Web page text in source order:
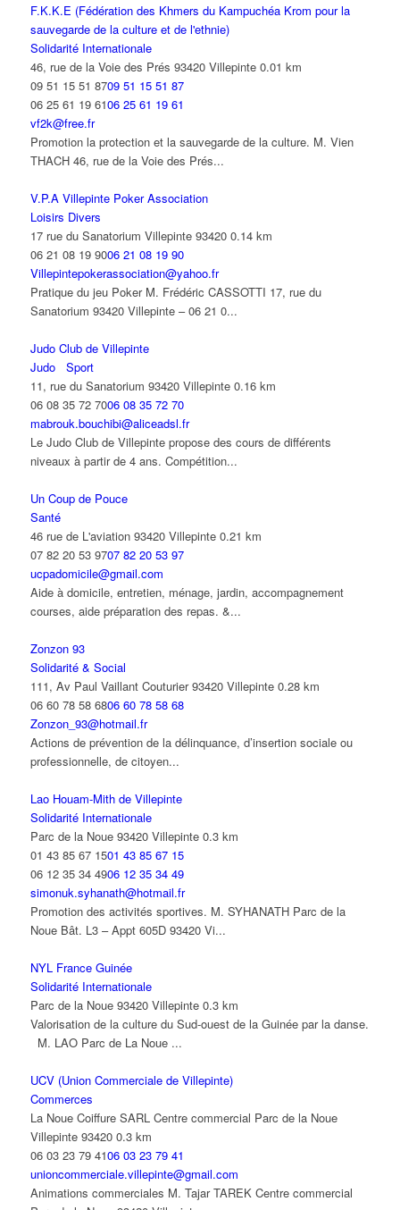
F.K.K.E (Fédération des Khmers du Kampuchéa Krom pour la
sauvegarde de la culture et de l'ethnie)
Solidarité Internationale
46, rue de la Voie des Prés 93420 Villepinte 0.01 km
09 51 15 51 8709 51 15 51 87
06 25 61 19 6106 25 61 19 61
vf2k@free.fr
Promotion la protection et la sauvegarde de la culture. M. Vien
THACH 46, rue de la Voie des Prés...
V.P.A Villepinte Poker Association
Loisirs Divers
17 rue du Sanatorium Villepinte 93420 0.14 km
06 21 08 19 9006 21 08 19 90
Villepintepokerassociation@yahoo.fr
Pratique du jeu Poker M. Frédéric CASSOTTI 17, rue du
Sanatorium 93420 Villepinte – 06 21 0...
Judo Club de Villepinte
Judo
Sport
11, rue du Sanatorium 93420 Villepinte 0.16 km
06 08 35 72 7006 08 35 72 70
mabrouk.bouchibi@aliceadsl.fr
Le Judo Club de Villepinte propose des cours de différents
niveaux à partir de 4 ans. Compétition...
Un Coup de Pouce
Santé
46 rue de L'aviation 93420 Villepinte 0.21 km
07 82 20 53 9707 82 20 53 97
ucpadomicile@gmail.com
Aide à domicile, entretien, ménage, jardin, accompagnement
courses, aide préparation des repas. &...
Zonzon 93
Solidarité & Social
111, Av Paul Vaillant Couturier 93420 Villepinte 0.28 km
06 60 78 58 6806 60 78 58 68
Zonzon_93@hotmail.fr
Actions de prévention de la délinquance, d’insertion sociale ou
professionnelle, de citoyen...
Lao Houam-Mith de Villepinte
Solidarité Internationale
Parc de la Noue 93420 Villepinte 0.3 km
01 43 85 67 1501 43 85 67 15
06 12 35 34 4906 12 35 34 49
simonuk.syhanath@hotmail.fr
Promotion des activités sportives. M. SYHANATH Parc de la
Noue Bât. L3 – Appt 605D 93420 Vi...
NYL France Guinée
Solidarité Internationale
Parc de la Noue 93420 Villepinte 0.3 km
Valorisation de la culture du Sud-ouest de la Guinée par la danse.
M. LAO Parc de La Noue ...
UCV (Union Commerciale de Villepinte)
Commerces
La Noue Coiffure SARL Centre commercial Parc de la Noue
Villepinte 93420 0.3 km
06 03 23 79 4106 03 23 79 41
unioncommerciale.villepinte@gmail.com
Animations commerciales M. Tajar TAREK Centre commercial